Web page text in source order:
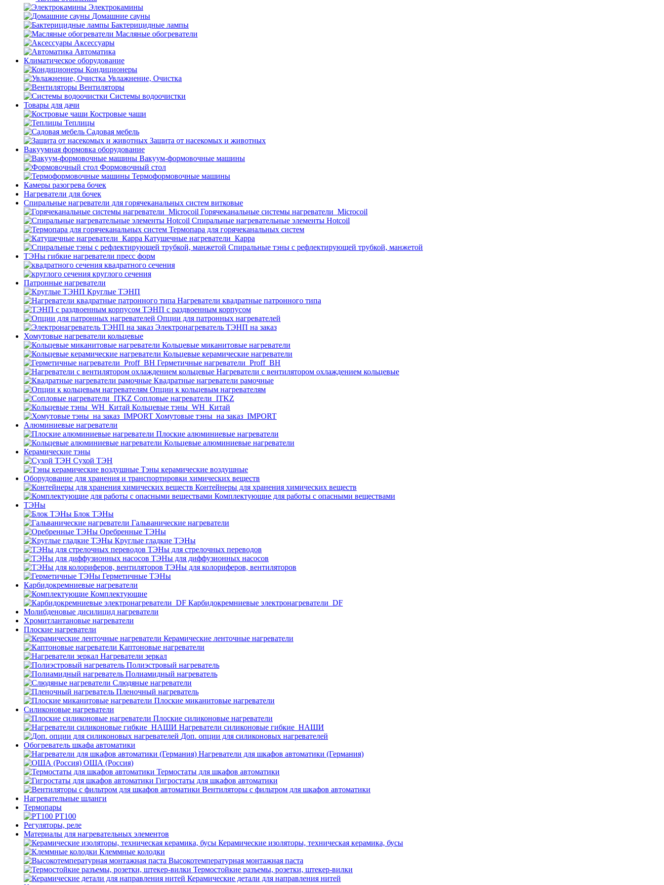
Электрокамины
Домашние сауны
Бактерицидные лампы
Масляные обогреватели
Аксессуары
Автоматика
Климатическое оборудование
Кондиционеры
Увлажнение, Очистка
Вентиляторы
Системы водоочистки
Товары для дачи
Костровые чаши
Теплицы
Садовая мебель
Защита от насекомых и животных
Вакуумная формовка оборудование
Вакуум-формовочные машины
Формовочный стол
Термоформовочные машины
Камеры разогрева бочек
Нагреватели для бочек
Спиральные нагреватели для горячеканальных систем витковые
Горячеканальные системы нагреватели_Microcoil
Спиральные нагревательные элементы Hotcoil
Термопара для горячеканальных систем
Катушечные нагреватели_Карра
Спиральные тэны с рефлектирующей трубкой, манжетой
ТЭНы гибкие нагреватели пресс форм
квадратного сечения
круглого сечения
Патронные нагреватели
Круглые ТЭНП
Нагреватели квадратные патронного типа
ТЭНП с раздвоенным корпусом
Опции для патронных нагревателей
Электронагреватель ТЭНП на заказ
Хомутовые нагреватели кольцевые
Кольцевые миканитовые нагреватели
Кольцевые керамические нагреватели
Герметичные нагреватели_Proff_BH
Нагреватели с вентилятором охлаждением кольцевые
Квадратные нагреватели рамочные
Опции к кольцевым нагревателям
Cопловые нагреватели_ITKZ
Кольцевые тэны_WH_Китай
Хомутовые тэны_на заказ_IMPORT
Алюминиевые нагреватели
Плоские алюминиевые нагреватели
Кольцевые алюминиевые нагреватели
Керамические тэны
Сухой ТЭН
Тэны керамические воздушные
Оборудование для хранения и транспортировки химических веществ
Контейнеры для хранения химических веществ
Комплектующие для работы с опасными веществами
ТЭНы
Блок ТЭНы
Гальванические нагреватели
Оребренные ТЭНы
Круглые гладкие ТЭНы
ТЭНы для стрелочных переводов
ТЭНы для диффузионных насосов
ТЭНы для колориферов, вентиляторов
Герметичные ТЭНы
Карбидокремниевые нагреватели
Комплектующие
Карбидокремниевые электронагреватели_DF
Молибденовые дисилицид нагреватели
Хромитлантановые нагреватели
Плоские нагреватели
Керамические ленточные нагреватели
Каптоновые нагреватели
Нагреватели зеркал
Полиэстровый нагреватель
Полиамидный нагреватель
Слюдяные нагреватели
Пленочный нагреватель
Плоские миканитовые нагреватели
Силиконовые нагреватели
Плоские силиконовые нагреватели
Нагреватели силиконовые гибкие_НАШИ
Доп. опции для силиконовых нагревателей
Обогреватель шкафа автоматики
Нагреватели для шкафов автоматики (Германия)
ОША (Россия)
Термостаты для шкафов автоматики
Гигростаты для шкафов автоматики
Вентиляторы с фильтром для шкафов автоматики
Нагревательные шланги
Термопары
PT100
Регуляторы, реле
Материалы для нагревательных элементов
Керамические изоляторы, техническая керамика, бусы
Клеммные колодки
Высокотемпературная монтажная паста
Термостойкие разъемы, розетки, штекер-вилки
Керамические детали для направления нитей